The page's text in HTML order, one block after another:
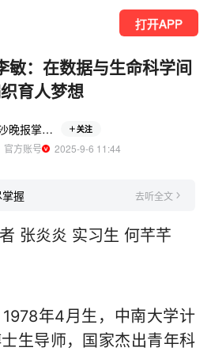
打开APP
敏：在数据与生命科学间
育人梦想
长沙晚报掌上长沙 关注
官方账号
  2025-9-6 11:44
握 去听全文
张炎炎 实习生 何芊芊
年4月生，中南大学计
生导师，国家杰出青年科